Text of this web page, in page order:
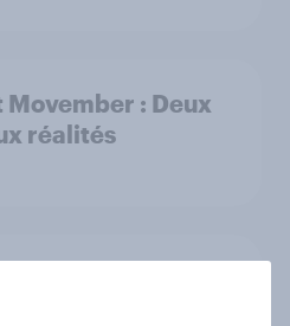
Movember : Deux
réalités